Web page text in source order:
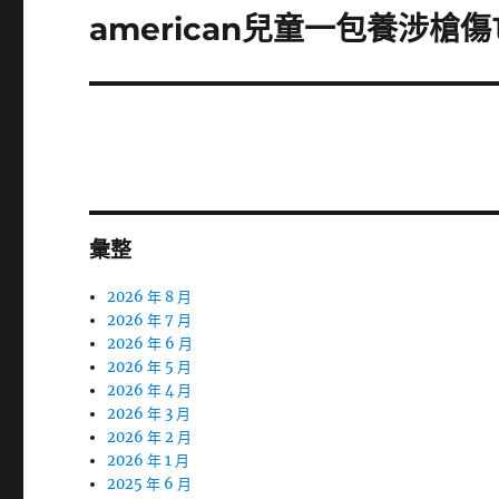
下
篇
american兒童一包養涉槍傷
彙整
2026 年 8 月
2026 年 7 月
2026 年 6 月
2026 年 5 月
2026 年 4 月
2026 年 3 月
2026 年 2 月
2026 年 1 月
2025 年 6 月